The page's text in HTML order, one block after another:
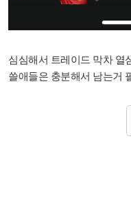
심심해서 트레이드 막차 열
쓸애들은 충분해서 남는거